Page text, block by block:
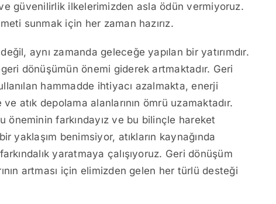
güvenilirlik ilkelerimizden asla ödün vermiyoruz.
sunmak için her zaman hazırız.
aynı zamanda geleceğe yapılan bir yatırımdır.
geri dönüşümün önemi giderek artmaktadır. Geri
hammadde ihtiyacı azalmakta, enerji
atık depolama alanlarının ömrü uzamaktadır.
öneminin farkındayız ve bu bilinçle hareket
yaklaşım benimsiyor, atıkların kaynağında
yaratmaya çalışıyoruz. Geri dönüşüm
artması için elimizden gelen her türlü desteği